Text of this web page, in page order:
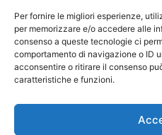
Per fornire le migliori esperienze,
per memorizzare e/o accedere alle
consenso a queste tecnologie ci
comportamento di navigazione o ID
acconsentire o ritirare il consenso
caratteristiche e funzioni.